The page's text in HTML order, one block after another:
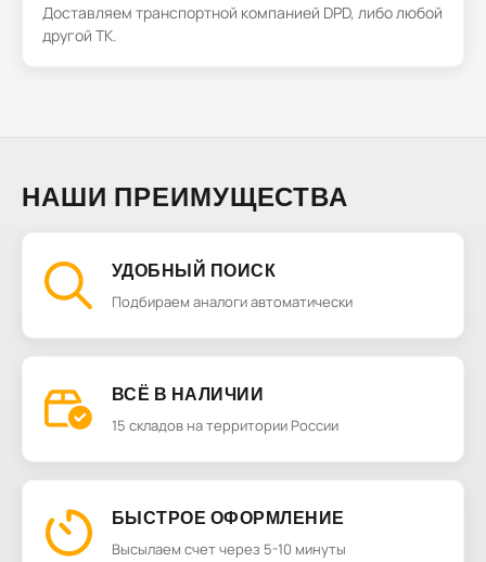
Доставляем транспортной компанией DPD, либо любой
другой ТК.
НАШИ ПРЕИМУЩЕСТВА
УДОБНЫЙ ПОИСК
Подбираем аналоги автоматически
ВСЁ В НАЛИЧИИ
15 складов на территории России
БЫСТРОЕ ОФОРМЛЕНИЕ
Высылаем счет через 5-10 минуты